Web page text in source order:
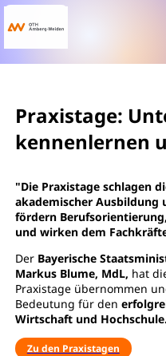
Praxistage:
kennenlernen
"Die Praxistage schlagen die Brücke zwischen
akademischer Ausbildung
fördern
und wirken dem
Der Bayerische
Markus Blume, MdL, hat
Praxistage übernommen
Bedeutung für den
Wirtschaft und Hochschule.
Zu den Praxistagen